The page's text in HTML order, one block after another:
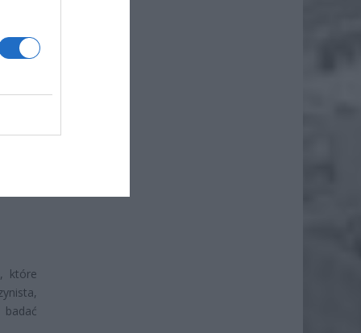
które